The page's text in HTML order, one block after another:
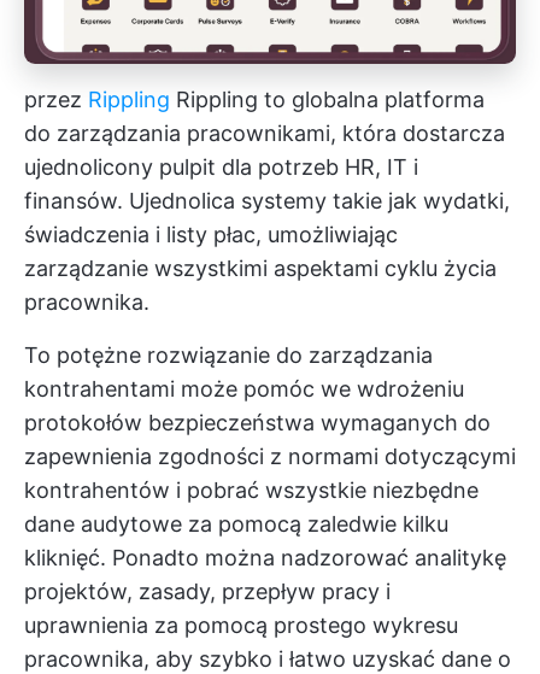
przez Rippling Rippling to globalna platforma
do zarządzania pracownikami, która dostarcza
ujednolicony pulpit dla potrzeb HR, IT i
finansów. Ujednolica systemy takie jak wydatki,
świadczenia i listy płac, umożliwiając
zarządzanie wszystkimi aspektami cyklu życia
pracownika.
To potężne rozwiązanie do zarządzania
kontrahentami może pomóc we wdrożeniu
protokołów bezpieczeństwa wymaganych do
zapewnienia zgodności z normami dotyczącymi
kontrahentów i pobrać wszystkie niezbędne
dane audytowe za pomocą zaledwie kilku
kliknięć. Ponadto można nadzorować analitykę
projektów, zasady, przepływ pracy i
uprawnienia za pomocą prostego wykresu
pracownika, aby szybko i łatwo uzyskać dane o